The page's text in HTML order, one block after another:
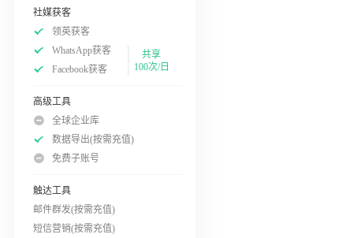
社媒获客
领英获客
WhatsApp获客
Facebook获客
共享
100次/日
高级工具
全球企业库
数据导出(按需充值)
免费子账号
触达工具
邮件群发(按需充值)
短信营销(按需充值)